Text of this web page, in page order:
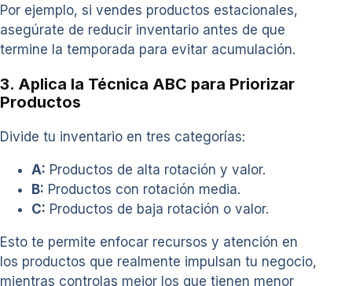
Por ejemplo, si vendes productos estacionales,
asegúrate de reducir inventario antes de que
termine la temporada para evitar acumulación.
3. Aplica la Técnica ABC para Priorizar
Productos
Divide tu inventario en tres categorías:
A: Productos de alta rotación y valor.
B: Productos con rotación media.
C: Productos de baja rotación o valor.
Esto te permite enfocar recursos y atención en
los productos que realmente impulsan tu negocio,
mientras controlas mejor los que tienen menor